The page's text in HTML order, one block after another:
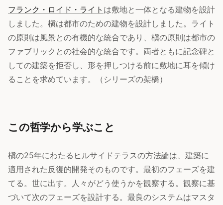
フランク・ロイド・ライト は敷地と一体となる建物を設計
しました。槇は都市のための建物を設計しました。ライト
の原則は風景との有機的な統合であり、槇の原則は都市の
ファブリックとの社会的な統合です。両者ともに記念碑と
しての建築を拒否し、形を押しつける前に敷地に耳を傾け
ることを求めています。（シリーズの架橋）
この哲学から学ぶこと
槇の25年にわたるヒルサイドテラスの方法論は、建築に
適用された反復的開発そのものです。最初のフェーズを建
てる。世に出す。人々がどう使うかを観察する。観察に基
づいて次のフェーズを設計する。最良のシステムはマスタ